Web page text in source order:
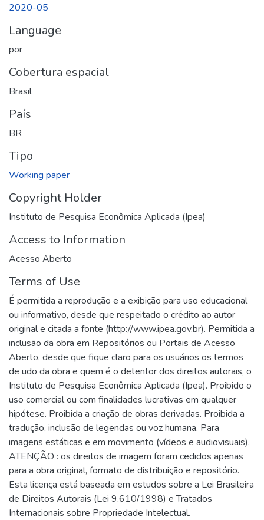
2020-05
Language
por
Cobertura espacial
Brasil
País
BR
Tipo
Working paper
Copyright Holder
Instituto de Pesquisa Econômica Aplicada (Ipea)
Access to Information
Acesso Aberto
Terms of Use
É permitida a reprodução e a exibição para uso educacional
ou informativo, desde que respeitado o crédito ao autor
original e citada a fonte (http://www.ipea.gov.br). Permitida a
inclusão da obra em Repositórios ou Portais de Acesso
Aberto, desde que fique claro para os usuários os termos
de udo da obra e quem é o detentor dos direitos autorais, o
Instituto de Pesquisa Econômica Aplicada (Ipea). Proibido o
uso comercial ou com finalidades lucrativas em qualquer
hipótese. Proibida a criação de obras derivadas. Proibida a
tradução, inclusão de legendas ou voz humana. Para
imagens estáticas e em movimento (vídeos e audiovisuais),
ATENÇÃO : os direitos de imagem foram cedidos apenas
para a obra original, formato de distribuição e repositório.
Esta licença está baseada em estudos sobre a Lei Brasileira
de Direitos Autorais (Lei 9.610/1998) e Tratados
Internacionais sobre Propriedade Intelectual.